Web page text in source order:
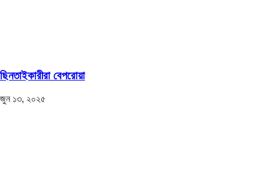
ছিনতাইকারীরা বেপরোয়া
জুন ১৩, ২০২৫